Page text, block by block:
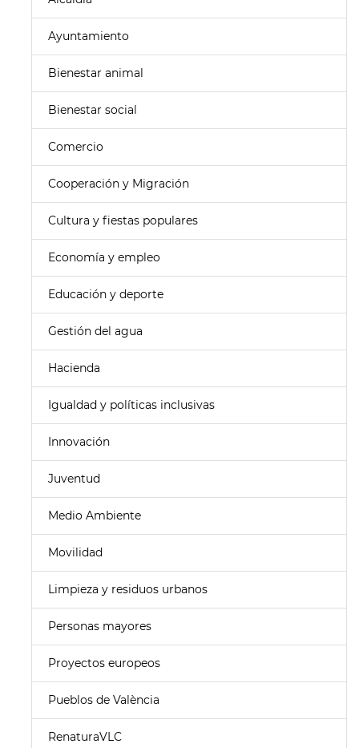
Ayuntamiento
Bienestar animal
Bienestar social
Comercio
Cooperación y Migración
Cultura y fiestas populares
Economía y empleo
Educación y deporte
Gestión del agua
Hacienda
Igualdad y políticas inclusivas
Innovación
Juventud
Medio Ambiente
Movilidad
Limpieza y residuos urbanos
Personas mayores
Proyectos europeos
Pueblos de València
RenaturaVLC